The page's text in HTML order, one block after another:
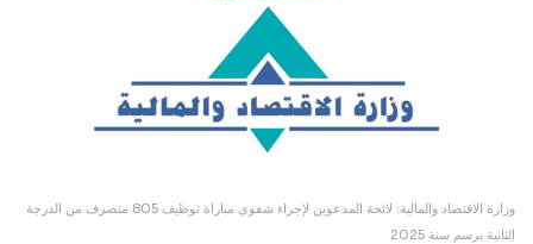
وزارة الاقتصاد والمالية: لائحة المدعوين لإجراء شفوي مباراة توظيف 805 متصرف من الدرجة
الثانية برسم سنة 2025